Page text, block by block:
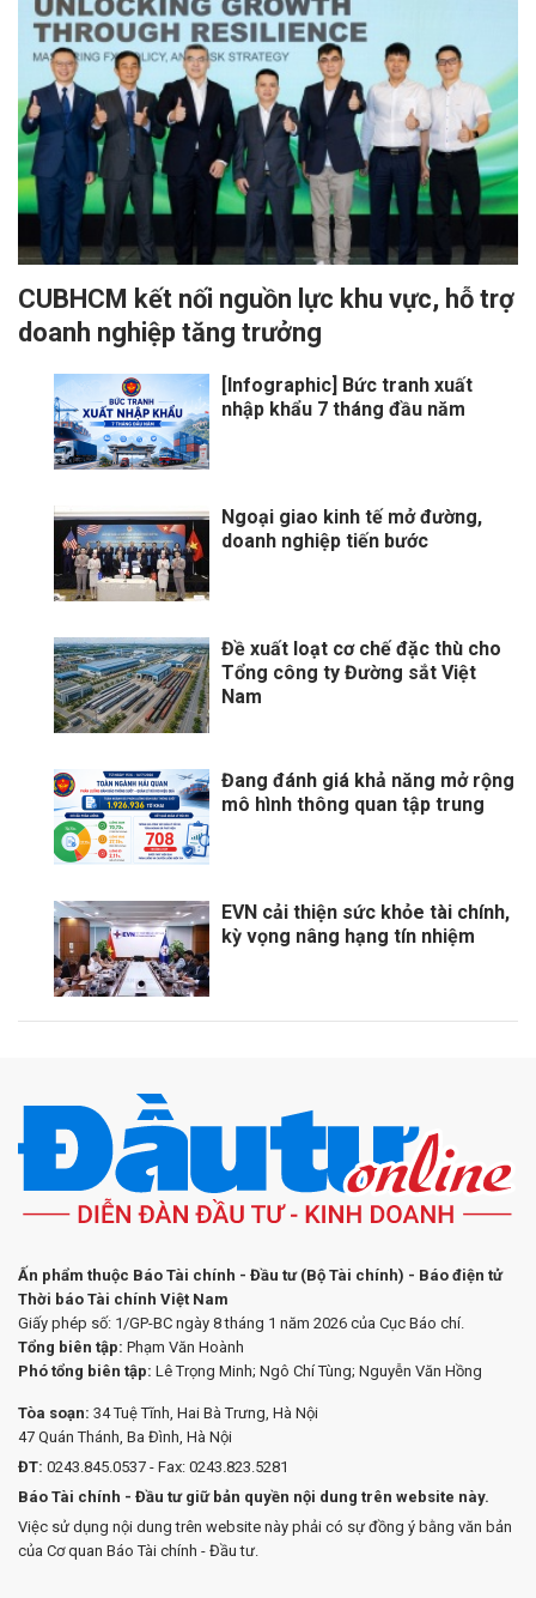
CUBHCM kết nối nguồn lực khu vực, hỗ trợ
doanh nghiệp tăng trưởng
[Infographic] Bức tranh xuất
nhập khẩu 7 tháng đầu năm
Ngoại giao kinh tế mở đường,
doanh nghiệp tiến bước
Đề xuất loạt cơ chế đặc thù cho
Tổng công ty Đường sắt Việt
Nam
Đang đánh giá khả năng mở rộng
mô hình thông quan tập trung
EVN cải thiện sức khỏe tài chính,
kỳ vọng nâng hạng tín nhiệm
Ấn phẩm thuộc Báo Tài chính - Đầu tư (Bộ Tài chính) - Báo điện tử
Thời báo Tài chính Việt Nam
Giấy phép số: 1/GP-BC ngày 8 tháng 1 năm 2026 của Cục Báo chí.
Tổng biên tập: Phạm Văn Hoành
Phó tổng biên tập: Lê Trọng Minh; Ngô Chí Tùng; Nguyễn Văn Hồng
Tòa soạn: 34 Tuệ Tĩnh, Hai Bà Trưng, Hà Nội
47 Quán Thánh, Ba Đình, Hà Nội
ĐT: 0243.845.0537 - Fax: 0243.823.5281
Báo Tài chính - Đầu tư giữ bản quyền nội dung trên website này.
Việc sử dụng nội dung trên website này phải có sự đồng ý bằng văn bản
của Cơ quan Báo Tài chính - Đầu tư.